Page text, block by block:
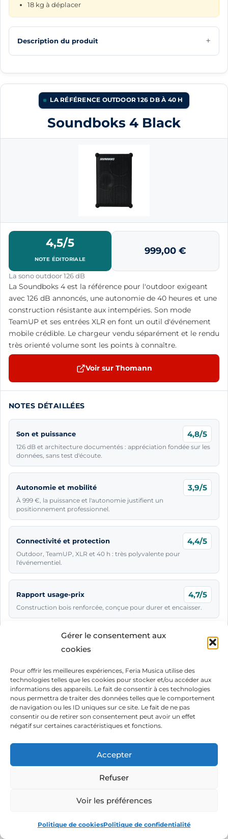
Gérer le consentement aux
cookies
Pour offrir les meilleures expériences, Feria Musica utilise des
technologies telles que les cookies pour stocker et/ou accéder aux
informations des appareils. Le fait de consentir à ces technologies
nous permettra de traiter des données telles que le comportement
de navigation ou les ID uniques sur ce site. Le fait de ne pas
consentir ou de retirer son consentement peut avoir un effet
négatif sur certaines caractéristiques et fonctions.
Accepter
Refuser
Voir les préférences
Politique de cookiesPolitique de confidentialité
18 kg à déplacer
Description du produit
LA RÉFÉRENCE OUTDOOR 126 DB À 40 H
Soundboks 4 Black
4,5/5
NOTE ÉDITORIALE
999,00 €
La sono outdoor 126 dB
La Soundboks 4 est la référence pour l'outdoor exigeant
avec 126 dB annoncés, une autonomie de 40 heures et une
construction résistante aux intempéries. Son mode
TeamUP et ses entrées XLR en font un outil d'événement
mobile crédible. Le chargeur vendu séparément et le rendu
très orienté volume sont les points à connaître.
Voir sur Thomann
NOTES DÉTAILLÉES
Son et puissance 4,8/5
126 dB et architecture documentés : appréciation fondée sur les
données, sans test d'écoute.
Autonomie et mobilité 3,9/5
À 999 €, la puissance et l'autonomie justifient un
positionnement professionnel.
Connectivité et protection 4,4/5
Outdoor, TeamUP, XLR et 40 h : très polyvalente pour
l'événementiel.
Rapport usage-prix 4,7/5
Construction bois renforcée, conçue pour durer et encaisser.
40 h d'autonomie annoncée à mi-volume
Résistante aux chocs et aux intempéries
TeamUP : 5 enceintes connectées
i À connaître
Rendu orienté volume, pas la finesse
Description du produit